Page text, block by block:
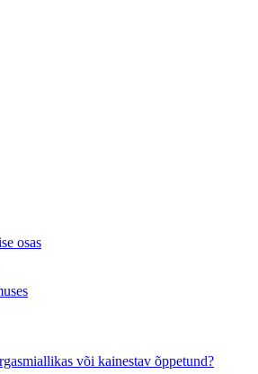
osas
või kainestav õppetund?